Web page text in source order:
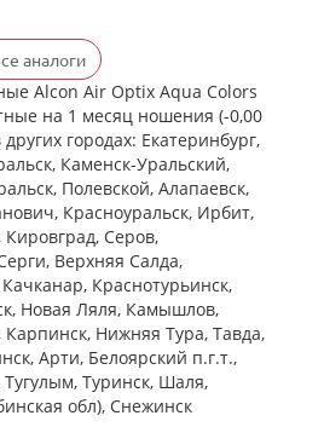
аналоги
Alcon Air Optix Aqua Colors
на 1 месяц ношения (-0,00
городах: Екатеринбург,
Каменск-Уральский,
Полевской, Алапаевск,
Красноуральск, Ирбит,
Серов,
Верхняя Салда,
Краснотурьинск,
Новая Ляля, Камышлов,
Карпинск, Нижняя Тура, Тавда,
Арти, Белоярский п.г.т.,
Туринск, Шаля,
обл), Снежинск